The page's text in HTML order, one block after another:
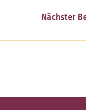
Nächster